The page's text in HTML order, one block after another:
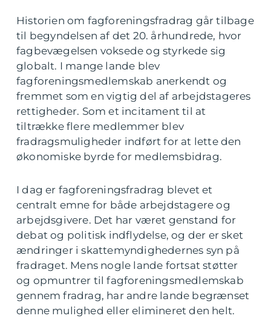
Historien om fagforeningsfradrag går tilbage
til begyndelsen af det 20. århundrede, hvor
fagbevægelsen voksede og styrkede sig
globalt. I mange lande blev
fagforeningsmedlemskab anerkendt og
fremmet som en vigtig del af arbejdstageres
rettigheder. Som et incitament til at
tiltrække flere medlemmer blev
fradragsmuligheder indført for at lette den
økonomiske byrde for medlemsbidrag.
I dag er fagforeningsfradrag blevet et
centralt emne for både arbejdstagere og
arbejdsgivere. Det har været genstand for
debat og politisk indflydelse, og der er sket
ændringer i skattemyndighedernes syn på
fradraget. Mens nogle lande fortsat støtter
og opmuntrer til fagforeningsmedlemskab
gennem fradrag, har andre lande begrænset
denne mulighed eller elimineret den helt.